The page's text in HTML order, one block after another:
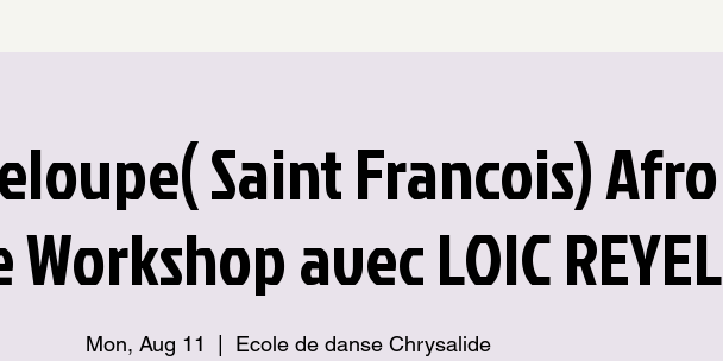
Saint Francois) Afro
Workshop avec LOIC REYEL
Mon, Aug 11
  |
Ecole de danse Chrysalide